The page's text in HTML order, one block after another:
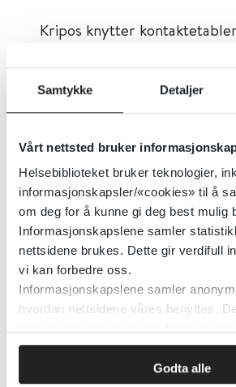
Samtykke Detaljer
Vårt nettsted bruker
Helsebiblioteket bruker teknologier,
informasjonskapsler/«cookies» til å
om deg for å kunne gi deg best mulig
Informasjonskapslene samler
nettsidene brukes. Dette gir verdifull
vi kan forbedre oss.
Informasjonskapslene samler
hvordan nettsidene våres benyttes.
Godta alle
Kripos knytter
utpressing og i enkelte saker
kunstig intelligens og ende-
kryptering gir trusselaktører
handlingsrom, men at
også kan støtte oppdagelse
forebygging.
Først publisert: 06.12.2024
Barn og unges
Psykisk helsearbeid,